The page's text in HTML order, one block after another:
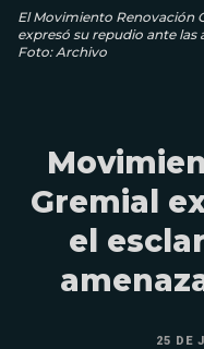
El Movimiento Renovación
expresó su repudio ante las
Foto: Archivo
Gremial
el
25 DE